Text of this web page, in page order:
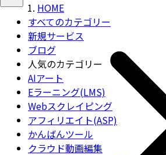
すべてのカテゴリー
新規サービス
ブログ
人気のカテゴリー
AIアート
Eラーニング(LMS)
Webスクレイピング
アフィリエイト(ASP)
かんばんツール
クラウド動画編集
HOME